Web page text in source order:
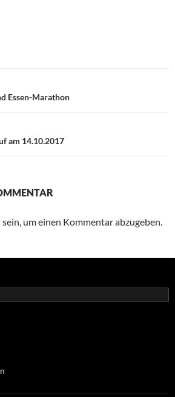
Essen-Marathon
am 14.10.2017
sein, um einen Kommentar abzugeben.